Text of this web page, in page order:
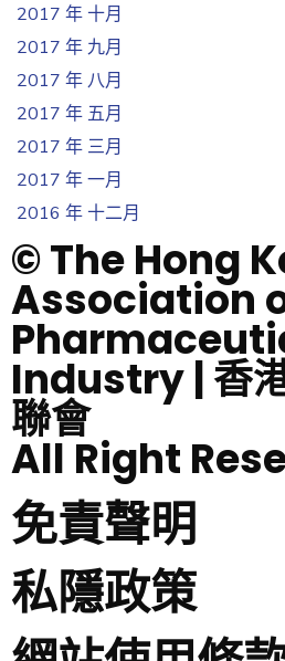
2017 年 十月
2017 年 九月
2017 年 八月
2017 年 五月
2017 年 三月
2017 年 一月
2016 年 十二月
© The Hong
Association
Industry | 香
聯會
All Right
免責聲明
私隱政策